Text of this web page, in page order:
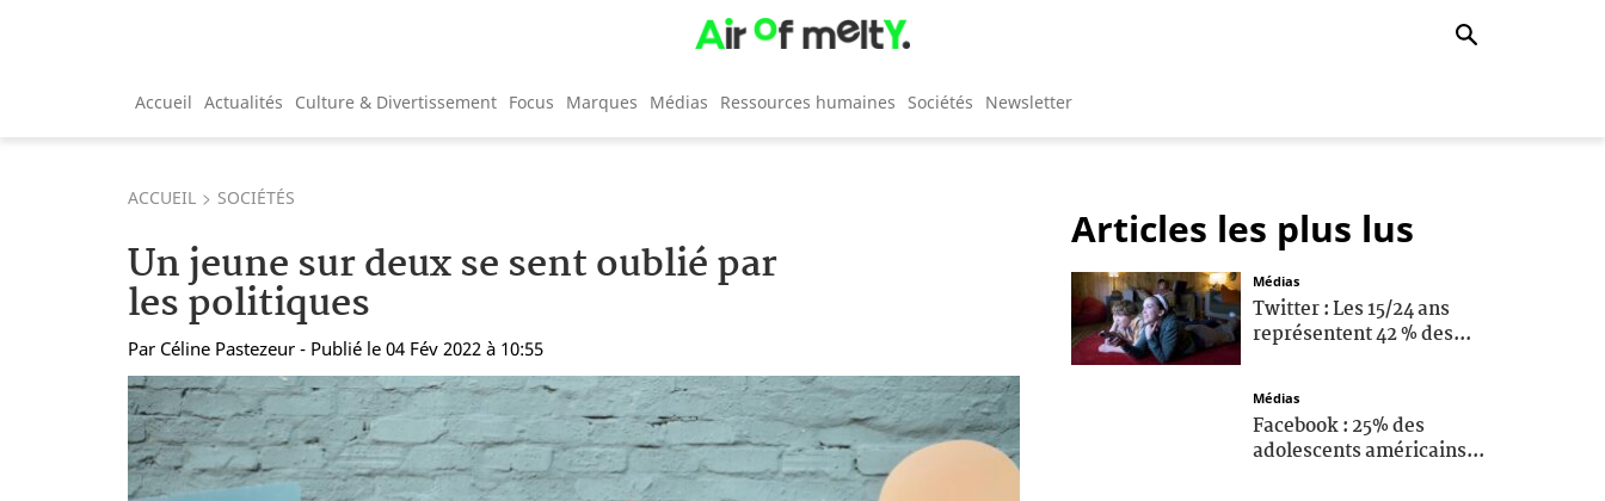
Accueil Actualités Culture & Divertissement Focus Marques Médias Ressources humaines Sociétés Newsletter
ACCUEIL SOCIÉTÉS
Un jeune sur deux se sent oublié par
les politiques
Par Céline Pastezeur - Publié le 04 Fév 2022 à 10:55
Articles les plus lus
Médias
Twitter : Les 15/24 ans
représentent 42 % des...
Médias
Facebook : 25% des
adolescents américains...